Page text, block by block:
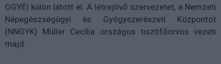
OGYÉI külön látott el. A létrejövő szervezetet, a Nemzeti
Népegészségügyi és Gyógyszerészeti Központot
(NNGYK) Müller Cecília országos tisztifőorvos vezeti
majd.